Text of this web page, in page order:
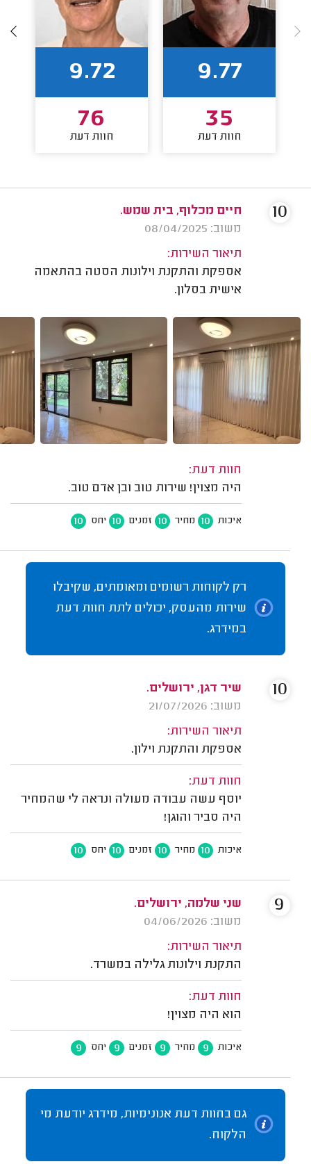
9.77
35
חוות דעת
9.72
76
חוות דעת
חיים מכלוף, בית שמש.
משוב: 08/04/2025
תיאור השירות:
אספקת והתקנת וילונות הסטה בהתאמה
אישית בסלון.
חוות דעת:
היה מצוין! שירות טוב ובן אדם טוב.
איכות 10 מחיר 10 זמנים 10 יחס 10
10
רק לקוחות רשומים ומאומתים, שקיבלו
שירות מהעסק, יכולים לתת חוות דעת
במידרג.
שיר דגן, ירושלים.
משוב: 21/07/2026
תיאור השירות:
אספקת והתקנת וילון.
חוות דעת:
יוסף עשה עבודה מעולה ונראה לי שהמחיר
היה סביר והוגן!
איכות 10 מחיר 10 זמנים 10 יחס 10
10
שני שלמה, ירושלים.
משוב: 04/06/2026
תיאור השירות:
התקנת וילונות גלילה במשרד.
חוות דעת:
הוא היה מצוין!
איכות 9 מחיר 9 זמנים 9 יחס 9
9
גם בחוות דעת אנונימיות, מידרג יודעת מי
הלקוח.